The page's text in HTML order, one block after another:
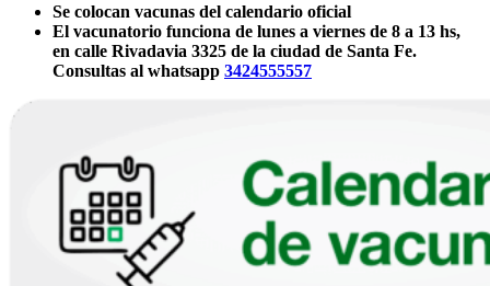
Se colocan vacunas del calendario oficial
El vacunatorio funciona de lunes a viernes de 8 a 13 hs,
en calle Rivadavia 3325 de la ciudad de Santa Fe.
Consultas al whatsapp 3424555557